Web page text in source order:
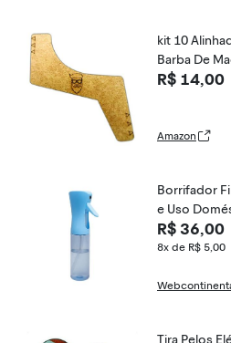
kit 10
Barba De
R$ 14,00
Amazon
Borrifador
e Uso
ente,
Azul
R$ 36,00
8x de R$ 5,00
Tira Pelos